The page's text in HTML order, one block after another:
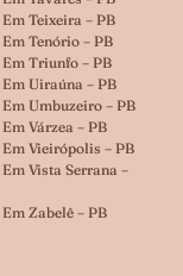
Em Teixeira – PB
Em Tenório – PB
Em Triunfo – PB
Em Uiraúna – PB
Em Umbuzeiro – PB
Várzea – PB
Em Vieirópolis – PB
Em Vista Serrana –
Em Zabelê – PB